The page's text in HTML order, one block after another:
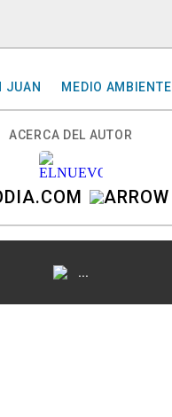
JUAN MEDIO AMBIENTE
ACERCA DEL AUTOR
...